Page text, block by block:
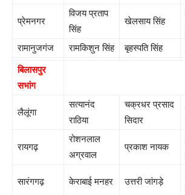
प्रेमनगर
विजय प्रताप
सिंह
खेलसाय सिंह
रामानुजगंज
रामकिशुन सिंह बृहस्पति सिंह
बिलासपुर
सभांग
लैलूंगा
सत्यानंद
राठिया
चक्रधर प्रसाद
सिदार
रायगढ़
रोशनलाल
अग्रवाल
प्रकाश नायक
सारंगगढ़ केराबाई मनहर उत्तरी जांगड़े